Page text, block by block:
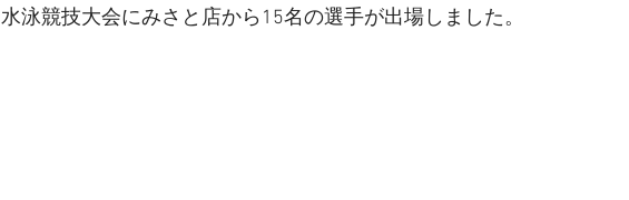
水泳競技大会にみさと店から15名の選手が出場しました。